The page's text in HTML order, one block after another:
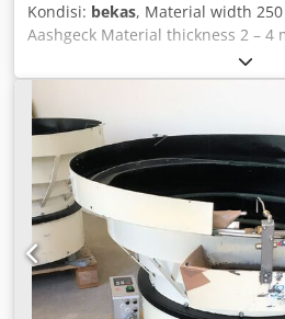
Kondisi: bekas, Material width
Aashgeck Material thickness 2 – 4
straightening rollers 7 Entry
adjustable, positive 25° Feed-in
30° Total power requirement 3
800 kg Space requirement
machine has been disassembled,
subsequently repainted.